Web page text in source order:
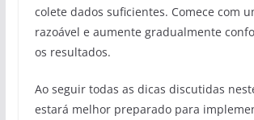
colete dados suficientes. Comece com
razoável e aumente gradualmente
os resultados.
Ao seguir todas as dicas discutidas
estará melhor preparado para